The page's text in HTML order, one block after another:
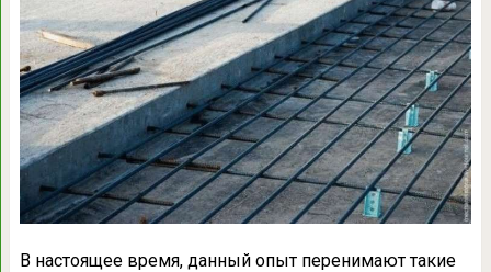
В настоящее время, данный опыт перенимают такие